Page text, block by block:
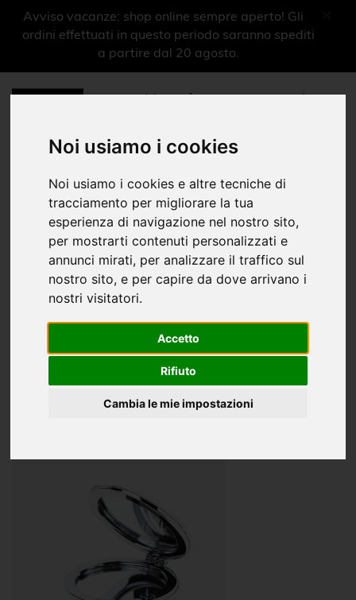
Noi usiamo i cookies
Noi usiamo i cookies e altre tecniche di
tracciamento per migliorare la tua
esperienza di navigazione nel nostro sito,
per mostrarti contenuti personalizzati e
annunci mirati, per analizzare il traffico sul
nostro sito, e per capire da dove arrivano i
nostri visitatori.
Accetto
Rifiuto
Cambia le mie impostazioni
Avviso vacanze: shop online sempre aperto! Gli
ordini effettuati in questo periodo saranno spediti
a partire dal 20 agosto.
More shops more experiences
Oggettistica
Linea Opera
| Shop Musei Arena Sferisterio Oggettistica
Ragazzi
Oggettistica